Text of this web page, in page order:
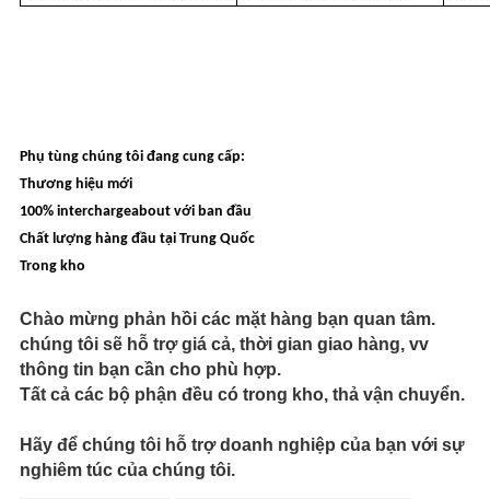
Phụ tùng chúng tôi đang cung cấp:
Thương hiệu mới
100% interchargeabout với ban đầu
Chất lượng hàng đầu tại Trung Quốc
Trong kho
Chào mừng phản hồi các mặt hàng bạn quan tâm.
chúng tôi sẽ hỗ trợ giá cả, thời gian giao hàng, vv
thông tin bạn cần cho phù hợp.
Tất cả các bộ phận đều có trong kho, thả vận chuyển.
Hãy để chúng tôi hỗ trợ doanh nghiệp của bạn với sự
nghiêm túc của chúng tôi.